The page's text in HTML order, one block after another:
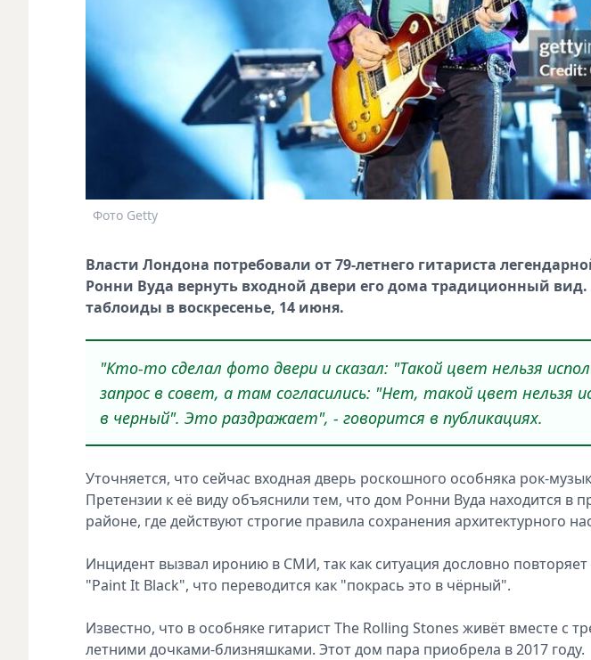
Фото Getty
Власти Лондона потребовали от 79-летнего гитариста
Ронни Вуда вернуть входной двери его дома традиционный вид.
таблоиды в воскресенье, 14 июня.
"Кто-то сделал фото двери и сказал: "Такой цвет нельзя
запрос в совет, а там согласились: "Нет, такой цвет нельзя
в черный". Это раздражает", - говорится в публикациях.
Уточняется, что сейчас входная дверь роскошного особняка рок-
Претензии к её виду объяснили тем, что дом Ронни Вуда находится в
районе, где действуют строгие правила сохранения архитектурного
Инцидент вызвал иронию в СМИ, так как ситуация дословно
"Paint It Black", что переводится как "покрась это в чёрный".
Известно, что в особняке гитарист The Rolling Stones живёт вместе с
летними дочками-близняшками. Этот дом пара приобрела в 2017 году.